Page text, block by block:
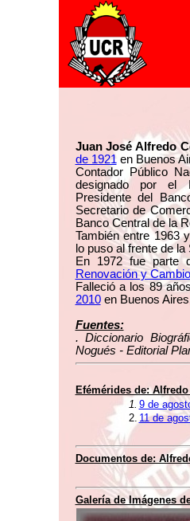
Juan José Alfredo
de 1921 en Buenos
Contador Público
designado por el
Presidente del
Secretario de
Banco Central de la
También entre 1963
lo puso al frente de
En 1972 fue parte
Renovación y Cambio
Falleció a los 89
2010en Buenos
Fuentes:
. Diccionario
Nogués - Editorial
Efémérides de:
1. 9 de
2. 11 de
Documentos de:
Galería de Imágenes